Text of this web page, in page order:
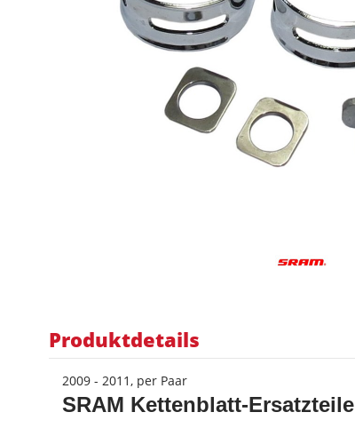
Produktdetails
2009 - 2011, per Paar
SRAM Kettenblatt-Ersatzteile